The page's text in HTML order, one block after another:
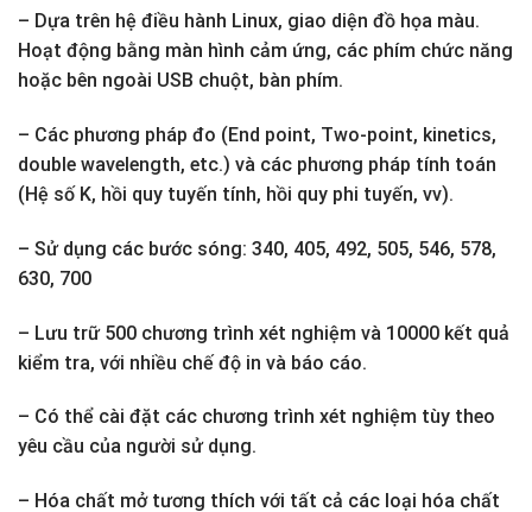
– Dựa trên hệ điều hành Linux, giao diện đồ họa màu.
Hoạt động bằng màn hình cảm ứng, các phím chức năng
hoặc bên ngoài USB chuột, bàn phím.
– Các phương pháp đo (End point, Two-point, kinetics,
double wavelength, etc.) và các phương pháp tính toán
(Hệ số K, hồi quy tuyến tính, hồi quy phi tuyến, vv).
– Sử dụng các bước sóng: 340, 405, 492, 505, 546, 578,
630, 700
– Lưu trữ 500 chương trình xét nghiệm và 10000 kết quả
kiểm tra, với nhiều chế độ in và báo cáo.
– Có thể cài đặt các chương trình xét nghiệm tùy theo
yêu cầu của người sử dụng.
– Hóa chất mở tương thích với tất cả các loại hóa chất